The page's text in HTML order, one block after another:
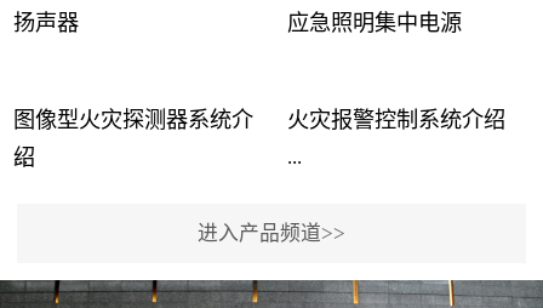
扬声器 应急照明集中电源
图像型火灾探测器系统介
绍
...
事故频发，传统的火灾探
火灾报警控制系统介绍
...
用了具有仲裁机制和冗余
进入产品频道>>